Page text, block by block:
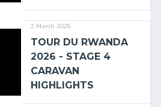
2 March 2026
TOUR DU RWANDA
2026 - STAGE 4
CARAVAN
HIGHLIGHTS